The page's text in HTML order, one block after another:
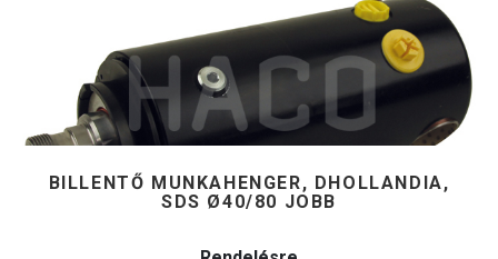
BILLENTŐ MUNKAHENGER, DHOLLANDIA,
SDS Ø40/80 JOBB